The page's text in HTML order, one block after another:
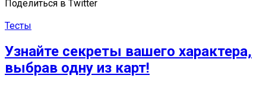
Поделиться в Twitter
Тесты
Узнайте секреты вашего характера,
выбрав одну из карт!